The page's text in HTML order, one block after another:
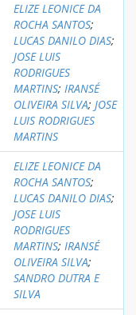
ELIZE LEONICE DA
ROCHA SANTOS;
LUCAS DANILO DIAS;
JOSE LUIS
RODRIGUES
MARTINS; IRANSÉ
OLIVEIRA SILVA; JOSE
LUIS RODRIGUES
MARTINS
ELIZE LEONICE DA
ROCHA SANTOS;
LUCAS DANILO DIAS;
JOSE LUIS
RODRIGUES
MARTINS; IRANSÉ
OLIVEIRA SILVA;
SANDRO DUTRA E
SILVA